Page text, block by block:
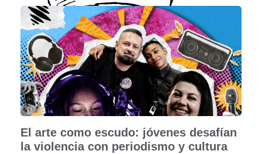
El arte como escudo: jóvenes desafían
la violencia con periodismo y cultura